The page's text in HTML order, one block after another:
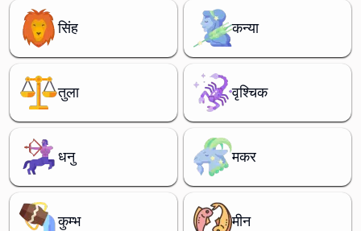
सिंह कन्या
तुला वृश्चिक
धनु मकर
कुम्भ मीन